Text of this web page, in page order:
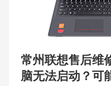
常州联想售后维
脑无法启动？可